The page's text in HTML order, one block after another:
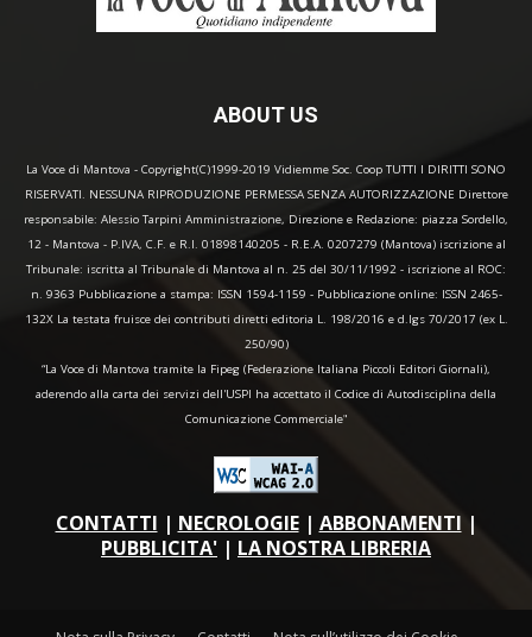
ABOUT US
La Voce di Mantova - Copyright(C)1999-2019 Vidiemme Soc. Coop TUTTI I DIRITTI SONO
RISERVATI. NESSUNA RIPRODUZIONE PERMESSA SENZA AUTORIZZAZIONE Direttore
responsabile: Alessio Tarpini Amministrazione, Direzione e Redazione: piazza Sordello,
12 - Mantova - P.IVA, C.F. e R.I. 01898140205 - R.E.A. 0207279 (Mantova) iscrizione al
Tribunale: iscritta al Tribunale di Mantova al n. 25 del 30/11/1992 - iscrizione al ROC:
n. 9363 Pubblicazione a stampa: ISSN 1594-1159 - Pubblicazione online: ISSN 2465-
132X La testata fruisce dei contributi diretti editoria L. 198/2016 e d.lgs 70/2017 (ex L.
250/90)
“La Voce di Mantova tramite la Fipeg (Federazione Italiana Piccoli Editori Giornali),
aderendo alla carta dei servizi dell'USPI ha accettato il Codice di Autodisciplina della
Comunicazione Commerciale"
CONTATTI | NECROLOGIE| ABBONAMENTI |
PUBBLICITA' | LA NOSTRA LIBRERIA